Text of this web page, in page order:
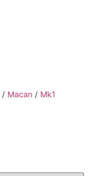
/ Macan / Mk1